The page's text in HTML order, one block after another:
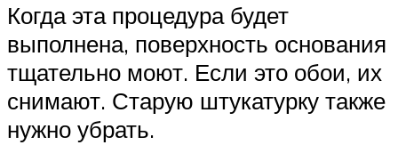
Когда эта процедура будет
выполнена, поверхность основания
тщательно моют. Если это обои, их
снимают. Старую штукатурку также
нужно убрать.